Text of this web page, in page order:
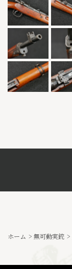
ホーム > 無可動実銃 >